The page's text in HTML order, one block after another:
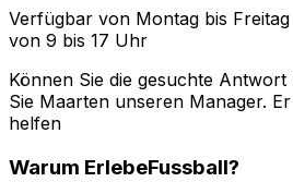
Verfügbar von Montag bis Freitag
von 9 bis 17 Uhr
Können Sie die gesuchte
Sie Maarten unseren Manager.
helfen
Warum ErlebeFussball?